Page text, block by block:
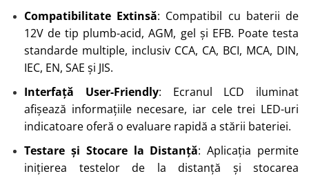
Compatibilitate Extinsă: Compatibil cu baterii de
12V de tip plumb-acid, AGM, gel și EFB. Poate testa
standarde multiple, inclusiv CCA, CA, BCI, MCA, DIN,
IEC, EN, SAE și JIS.
Interfață User-Friendly: Ecranul LCD iluminat
afișează informațiile necesare, iar cele trei LED-uri
indicatoare oferă o evaluare rapidă a stării bateriei.
Testare și Stocare la Distanță: Aplicația permite
inițierea testelor de la distanță și stocarea